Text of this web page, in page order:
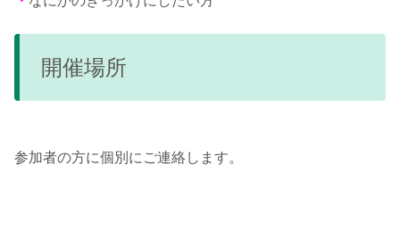
開催場所
参加者の方に個別にご連絡します。